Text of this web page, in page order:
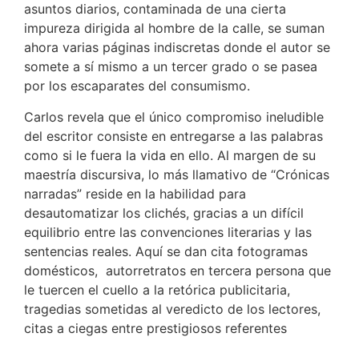
asuntos diarios, contaminada de una cierta
impureza dirigida al hombre de la calle, se suman
ahora varias páginas indiscretas donde el autor se
somete a sí mismo a un tercer grado o se pasea
por los escaparates del consumismo.
Carlos revela que el único compromiso ineludible
del escritor consiste en entregarse a las palabras
como si le fuera la vida en ello. Al margen de su
maestría discursiva, lo más llamativo de “Crónicas
narradas” reside en la habilidad para
desautomatizar los clichés, gracias a un difícil
equilibrio entre las convenciones literarias y las
sentencias reales. Aquí se dan cita fotogramas
domésticos, autorretratos en tercera persona que
le tuercen el cuello a la retórica publicitaria,
tragedias sometidas al veredicto de los lectores,
citas a ciegas entre prestigiosos referentes